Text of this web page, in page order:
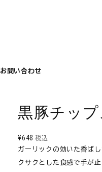
お問い合わせ
黒豚チップ
¥648 税込
ガーリックの効いた香ば
クサクとした食感で手が